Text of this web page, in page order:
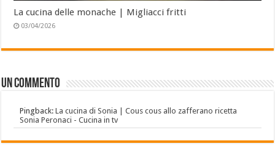
La cucina delle monache | Migliacci fritti
03/04/2026
Un commento
Pingback:La cucina di Sonia | Cous cous allo zafferano ricetta
Sonia Peronaci - Cucina in tv